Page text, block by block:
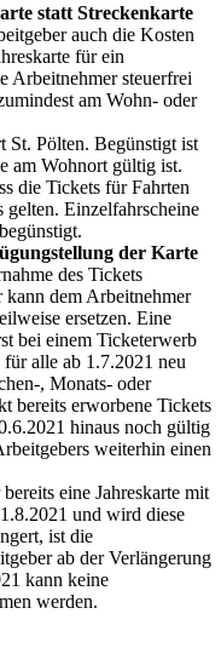
statt Streckenkarte
auch die Kosten
für ein
Arbeitnehmer steuerfrei
am Wohn- oder
St. Pölten. Begünstigt ist
am Wohnort gültig ist.
die Tickets für Fahrten
gelten. Einzelfahrscheine
der Karte
des Tickets
dem Arbeitnehmer
ersetzen. Eine
bei einem Ticketerwerb
alle ab 1.7.2021 neu
, Monats- oder
bereits erworbene Tickets
hinaus noch gültig
weiterhin einen
eine Jahreskarte mit
und wird diese
ist die
ab der Verlängerung
kann keine
werden.